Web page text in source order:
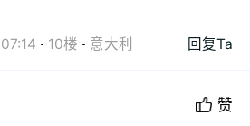
10楼 意大利 回复Ta
赞